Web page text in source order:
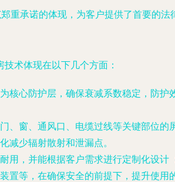
重承诺的体现，为客户提供了首要的法
术体现在以下几个方面：
核心防护层，确保衰减系数稳定，防护
、窗、通风口、电缆过线等关键部位的
减少辐射散射和泄漏点。
用，并能根据客户需求进行定制化设计
置等，在确保安全的前提下，提升使用